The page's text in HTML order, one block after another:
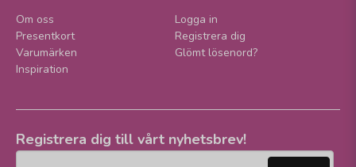
Om oss
Presentkort
Varumärken
Inspiration
Logga in
Registrera dig
Glömt lösenord?
Registrera dig till vårt nyhetsbrev!